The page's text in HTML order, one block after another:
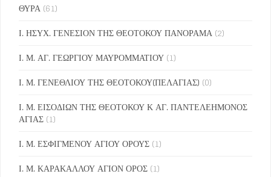
ΘΥΡΑ (61)
Ι. ΗΣΥΧ. ΓΕΝΕΣΙΟΝ ΤΗΣ ΘΕΟΤΟΚΟΥ ΠΑΝΟΡΑΜΑ (2)
Ι. Μ. ΑΓ. ΓΕΩΡΓΙΟΥ ΜΑΥΡΟΜΜΑΤΙΟΥ (1)
Ι. Μ. ΓΕΝΕΘΛΙΟΥ ΤΗΣ ΘΕΟΤΟΚΟΥ(ΠΕΛΑΓΙΑΣ) (0)
Ι. Μ. ΕΙΣΟΔΙΩΝ ΤΗΣ ΘΕΟΤΟΚΟΥ Κ ΑΓ. ΠΑΝΤΕΛΕΗΜΟΝΟΣ
ΑΓΙΑΣ (1)
Ι. Μ. ΕΣΦΙΓΜΕΝΟΥ ΑΓΙΟΥ ΟΡΟΥΣ (1)
Ι. Μ. ΚΑΡΑΚΑΛΛΟΥ ΑΓΙΟΝ ΟΡΟΣ (1)